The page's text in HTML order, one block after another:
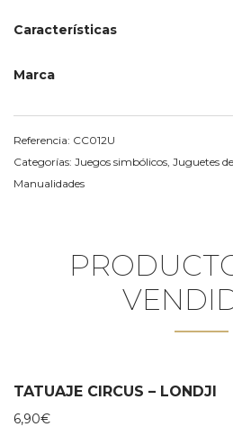
Características
Marca
Referencia: CC012U
Categorías: Juegos simbólicos Juguetes
Manualidades
TATUAJE CIRCUS – LONDJI
6,90€